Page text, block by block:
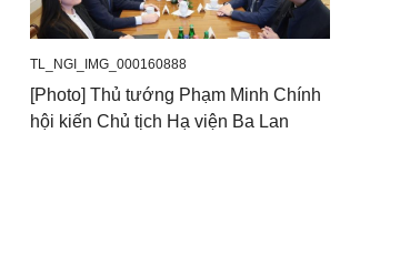
TL_NGI_IMG_000160888
[Photo] Thủ tướng Phạm Minh Chính
hội kiến Chủ tịch Hạ viện Ba Lan